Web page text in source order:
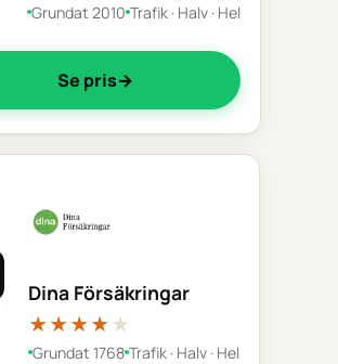
Grundat 2010 Trafik · Halv · Hel
Se pris
Dina Försäkringar
★★★★★
Grundat 1768 Trafik · Halv · Hel